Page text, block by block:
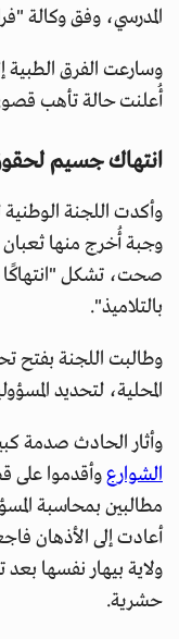
المدرسي، وفق وكالة
وسارعت الفرق الطبية
أُعلنت حالة تأهب
انتهاك جسيم
وأكدت اللجنة
وجبة أُخرج منها
صحت، تشكل "انتهاكًا
بالتلاميذ".
وطالبت اللجنة بفتح
المحلية، لتحديد
وأثار الحادث صدمة
الشوارعوأقدموا على
مطالبين بمحاسبة
ولاية بيهار نفسها
حشرية.